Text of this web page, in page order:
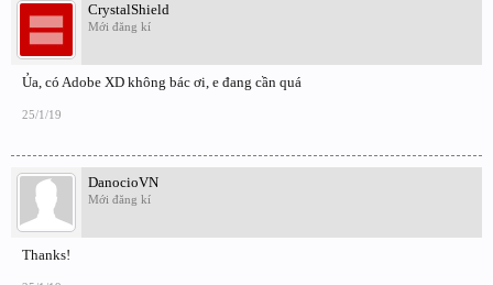
CrystalShield
Mới đăng kí
Ủa, có Adobe XD không bác ơi, e đang cần quá
25/1/19
DanocioVN
Mới đăng kí
Thanks!